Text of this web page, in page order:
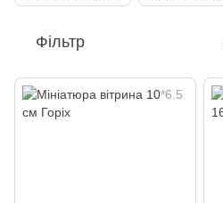
Фільтр